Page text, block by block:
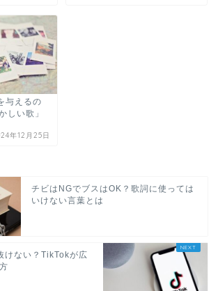
与えるの
しい歌」
年12月25日
チビはNGでブスはOK？歌詞に使っては
いけない言葉とは
けない？TikTokが広